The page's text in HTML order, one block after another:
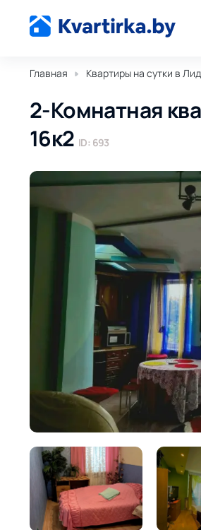
Главная Квартиры на сутки в
2-Комнатная
16к2 ID: 693